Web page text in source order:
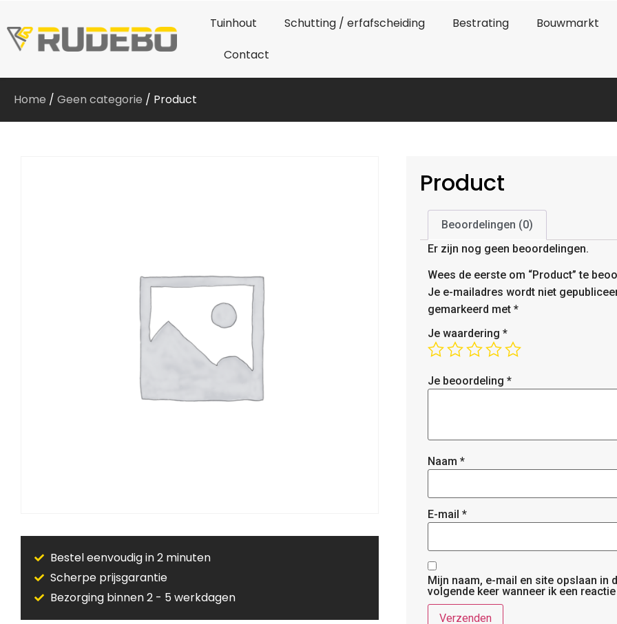
Tuinhout Schutting / erfafscheiding Bestrating
Bouwmarkt
Contact
Home / Geen categorie / Product
Bestel eenvoudig in 2 minuten
Scherpe prijsgarantie
Bezorging binnen 2 - 5 werkdagen
Product
Beoordelingen (0)
Er zijn nog geen beoordelingen.
Wees de eerste om “Product” te
Je e-mailadres wordt niet
gemarkeerd met *
Je waardering *
Je beoordeling *
Naam *
E-mail *
Mijn naam, e-mail en site opslaan in
volgende keer wanneer ik een